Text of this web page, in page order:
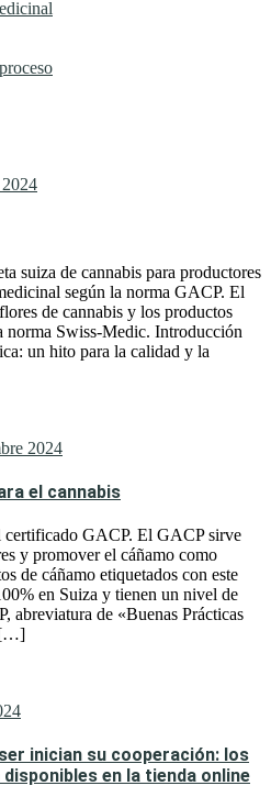
suiza de cannabis para productores
según la norma GACP. El
de cannabis y los productos
norma Swiss-Medic. Introducción
un hito para la calidad y la
2024
el cannabis
GACP. El GACP sirve
y promover el cáñamo como
de cáñamo etiquetados con este
en Suiza y tienen un nivel de
abreviatura de «Buenas Prácticas
[…]
inician su cooperación: los
en la tienda online